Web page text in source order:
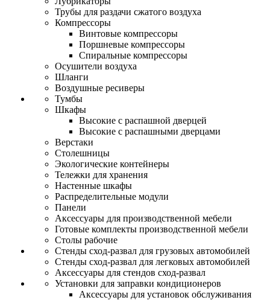
Трубы для раздачи сжатого воздуха
Компрессоры
Винтовые компрессоры
Поршневые компрессоры
Спиральные компрессоры
Осушители воздуха
Шланги
Воздушные ресиверы
Тумбы
Шкафы
Высокие с распашной дверцей
Высокие с распашными дверцами
Верстаки
Столешницы
Экологические контейнеры
Тележки для хранения
Настенные шкафы
Распределительные модули
Панели
Аксессуары для производственной мебели
Готовые комплекты производственной мебели
Столы рабочие
Стенды сход-развал для грузовых автомобилей
Стенды сход-развал для легковых автомобилей
Аксессуары для стендов сход-развал
Установки для заправки кондиционеров
Аксессуары для установок обслуживания